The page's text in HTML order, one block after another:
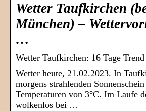
Wetter Taufkirchen
München) –
…
Wetter Taufkirchen: 16 Tage
Wetter heute, 21.02.2023. In
morgens strahlenden
Temperaturen von 3°C. Im Laufe
wolkenlos bei …